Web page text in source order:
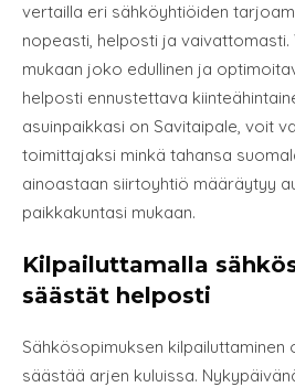
vertailla eri sähköyhtiöiden
nopeasti, helposti ja
mukaan joko edullinen ja
helposti ennustettava
asuinpaikkasi on Savitaipale, voit
toimittajaksi minkä tahansa
ainoastaan siirtoyhtiö määräytyy
paikkakuntasi mukaan.
Kilpailuttamalla
säästät helposti
Sähkösopimuksen kilpailuttaminen
säästää arjen kuluissa.